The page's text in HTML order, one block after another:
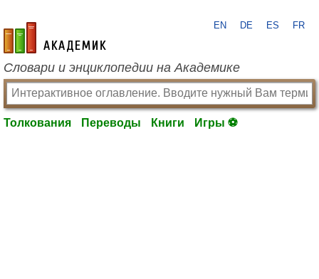
academic.ru
EN DE ES FR
Словари и энциклопедии на Академике
Толкования Переводы Книги Игры ⚽